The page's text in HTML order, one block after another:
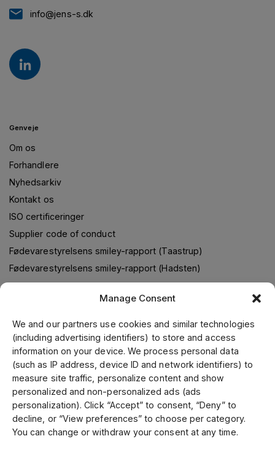
Manage Consent
We and our partners use cookies and similar technologies
(including advertising identifiers) to store and access
information on your device. We process personal data
(such as IP address, device ID and network identifiers) to
measure site traffic, personalize content and show
personalized and non-personalized ads (ads
personalization). Click “Accept” to consent, “Deny” to
decline, or “View preferences” to choose per category.
You can change or withdraw your consent at any time.
info@jens-s.dk
Genveje
Om os
Forhandlere
Nyhedsarkiv
Kontakt os
ISO certificeringer
Supplier code of conduct
Fødevarestyrelsens smiley-rapport (Taastrup)
Fødevarestyrelsens smiley-rapport (Hadsten)
Om os
Jens S. Transmissioner leverer transmissionsløsninger i
samarbejde med verdens førende leverandører. Gennem
vores førende position i Skandinavien, samt fokus på kvalitet
og kundeservice, kan vi tilbyde et bredt sortiment til
konkurrencedygtige priser. Vi fremstiller kunde- og
specialtilpassede produkter på vores mekaniske værksted.
Vi er certificeret inden for ISO 9001, 14001 og 45001.